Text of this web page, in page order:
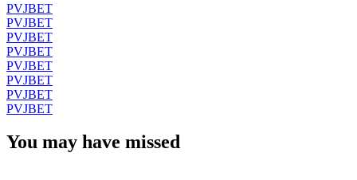
PVJBET
PVJBET
PVJBET
PVJBET
PVJBET
PVJBET
PVJBET
PVJBET
You may have missed